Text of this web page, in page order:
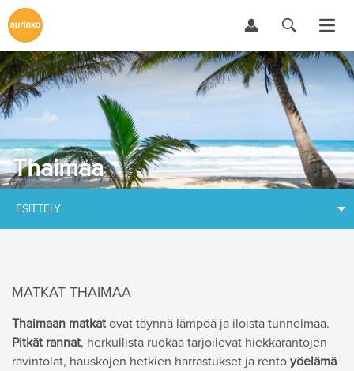
Thaimaa
ESITTELY
MATKAT THAIMAA
Thaimaan matkat ovat täynnä lämpöä ja iloista tunnelmaa.
Pitkät rannat, herkullista ruokaa tarjoilevat hiekkarantojen
ravintolat, hauskojen hetkien harrastukset ja rento yöelämä